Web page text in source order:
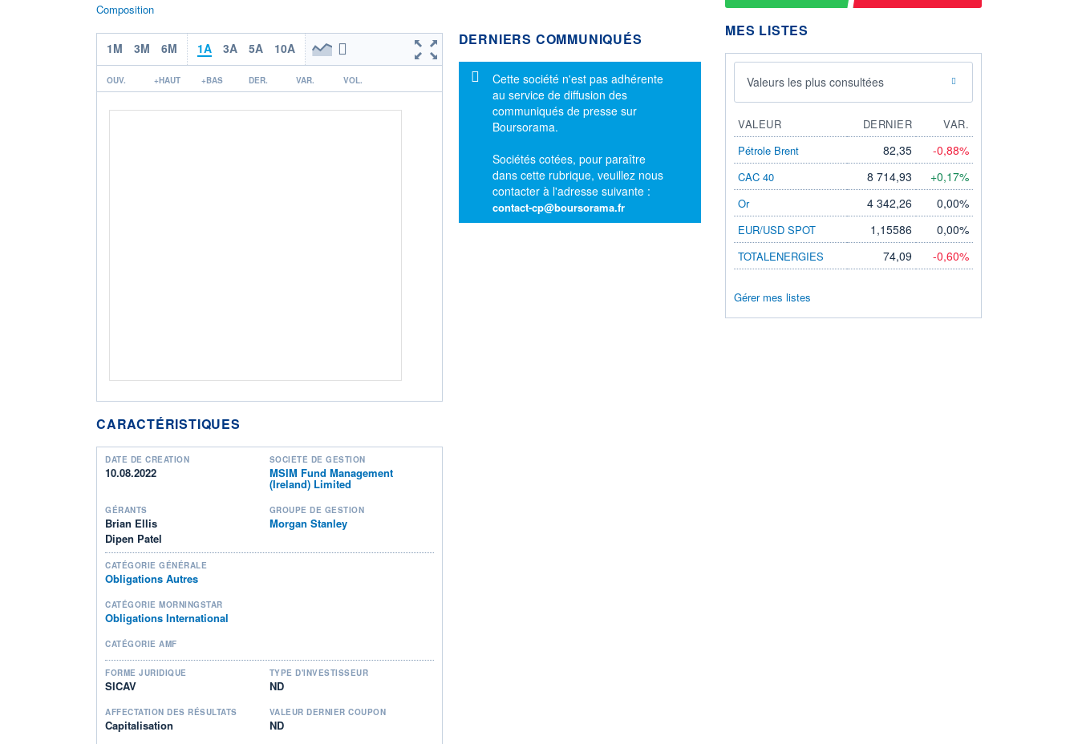
Composition
1M 3M 6M 1A 3A 5A 10A
OUV. +HAUT +BAS DER. VAR. VOL.
CARACTÉRISTIQUES
DATE DE CRÉATION
10.08.2022
SOCIÉTÉ DE GESTION
MSIM Fund Management
(Ireland) Limited
GÉRANTS
Brian Ellis
Dipen Patel
GROUPE DE GESTION
Morgan Stanley
CATÉGORIE GÉNÉRALE
Obligations Autres
CATÉGORIE MORNINGSTAR
Obligations International
CATÉGORIE AMF
FORME JURIDIQUE
SICAV
TYPE D'INVESTISSEUR
ND
AFFECTATION DES RÉSULTATS
Capitalisation
VALEUR DERNIER COUPON
ND
DERNIERS COMMUNIQUÉS
Message d'information
Cette société n'est pas adhérente
au service de diffusion des
communiqués de presse sur
Boursorama.
Sociétés cotées, pour paraître
dans cette rubrique, veuillez nous
contacter à l'adresse suivante :
contact-cp@boursorama.fr
MES LISTES
Valeurs les plus consultées
VALEUR DERNIER
VAR.
Pétrole Brent
82,35 -0,88%
CAC 40 8 714,93 +0,17%
Or 4 342,26 0,00%
EUR/USD SPOT 1,15586 0,00%
TOTALENERGIES 74,09 -0,60%
Gérer mes listes